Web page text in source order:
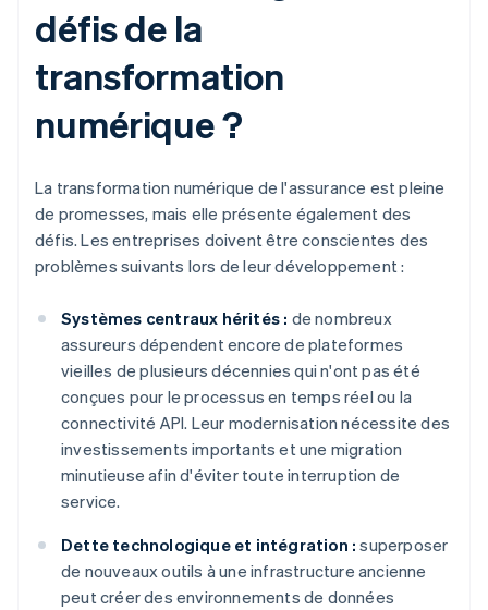
défis de la
transformation
numérique ?
La transformation numérique de l'assurance est pleine
de promesses, mais elle présente également des
défis. Les entreprises doivent être conscientes des
problèmes suivants lors de leur développement :
Systèmes centraux hérités : de nombreux
assureurs dépendent encore de plateformes
vieilles de plusieurs décennies qui n'ont pas été
conçues pour le processus en temps réel ou la
connectivité API. Leur modernisation nécessite des
investissements importants et une migration
minutieuse afin d'éviter toute interruption de
service.
Dette technologique et intégration : superposer
de nouveaux outils à une infrastructure ancienne
peut créer des environnements de données